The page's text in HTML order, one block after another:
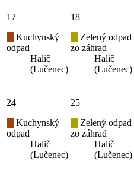
17
Kuchynský
odpad
Halič
(Lučenec)
18
Zelený odpad
zo záhrad
Halič
(Lučenec)
24
Kuchynský
odpad
Halič
(Lučenec)
25
Zelený odpad
zo záhrad
Halič
(Lučenec)